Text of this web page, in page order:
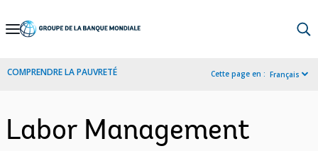
Skip
Navigation
COMPRENDRE LA PAUVRETÉ Cette page en : Français
Labor Management